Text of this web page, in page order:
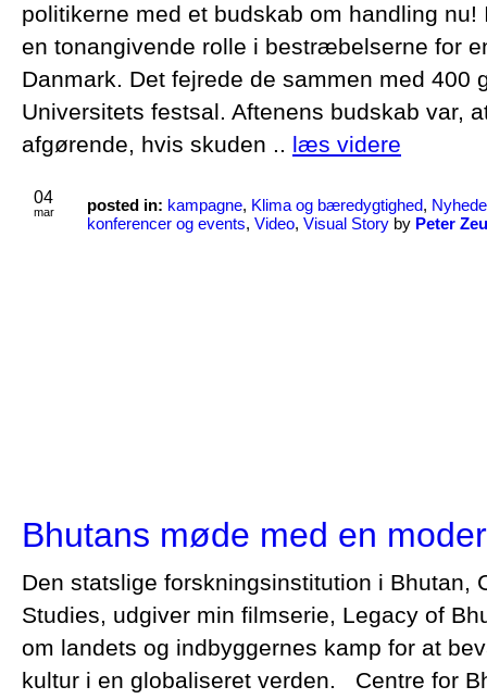
politikerne med et budskab om handling
en tonangivende rolle i bestræbelserne for
Danmark. Det fejrede de sammen med 400
Universitets festsal. Aftenens budskab var,
afgørende, hvis skuden .. læs videre
04
mar posted in: kampagne, Klima og bæredygtighed,
konferencer og events, Video, Visual Story by Peter
Bhutans møde med en
Den statslige forskningsinstitution i Bhutan,
Studies, udgiver min filmserie, Legacy of
om landets og indbyggernes kamp for at
kultur i en globaliseret verden. Centre for